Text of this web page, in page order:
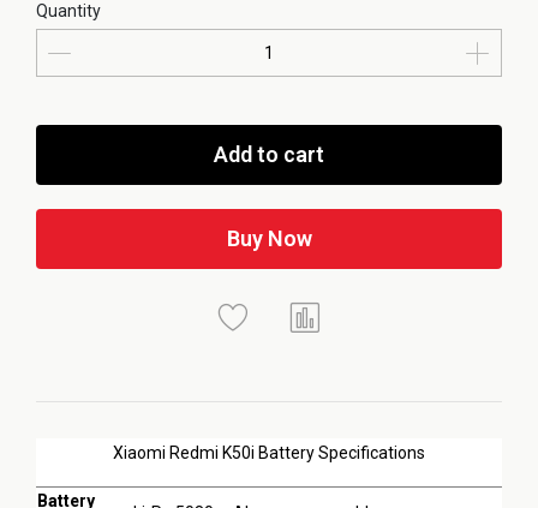
Xiaomi Redmi K50i Battery Specifications
Battery
Quantity
Add to cart
Buy Now